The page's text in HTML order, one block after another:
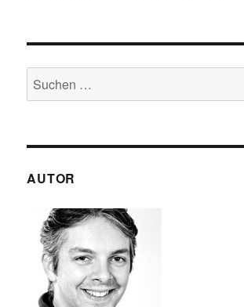
Suchen
nach:
AUTOR